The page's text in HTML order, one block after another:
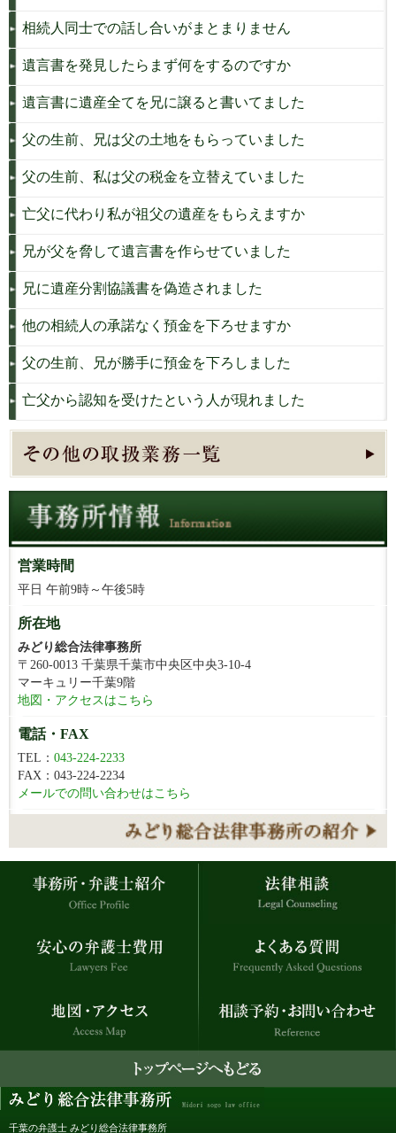
相続人同士での話し合いがまとまりません
遺言書を発見したらまず何をするのですか
遺言書に遺産全てを兄に譲ると書いてました
父の生前、兄は父の土地をもらっていました
父の生前、私は父の税金を立替えていました
亡父に代わり私が祖父の遺産をもらえますか
兄が父を脅して遺言書を作らせていました
兄に遺産分割協議書を偽造されました
他の相続人の承諾なく預金を下ろせますか
父の生前、兄が勝手に預金を下ろしました
亡父から認知を受けたという人が現れました
営業時間
平日 午前9時～午後5時
所在地
みどり総合法律事務所
〒260-0013 千葉県千葉市中央区中央3-10-4
マーキュリー千葉9階
地図・アクセスはこちら
電話・FAX
TEL： 043-224-2233
FAX：043-224-2234
メールでの問い合わせはこちら
千葉の弁護士 みどり総合法律事務所